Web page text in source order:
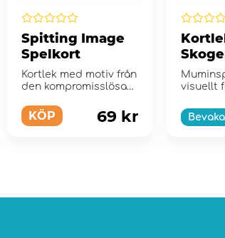
Spitting Image
Spelkort
Kortlek med motiv från
den kompromisslösa
KÖP 69 kr
visuellt
Bevaka